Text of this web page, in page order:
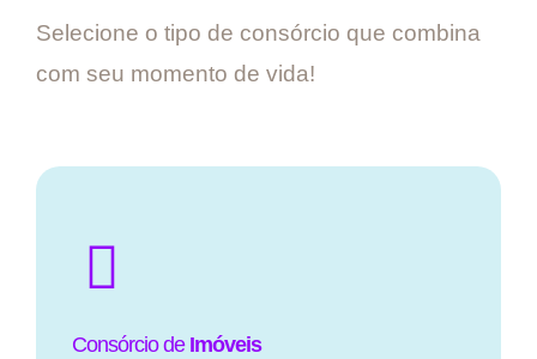
Selecione o tipo de consórcio que combina
com seu momento de vida!
Consórcio de Imóveis